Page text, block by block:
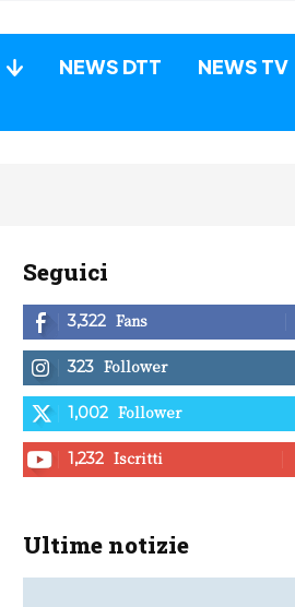
NEWS DTT
NEWS TV
Seguici
3,322 Fans
323 Follower
1,002 Follower
1,232 Iscritti
Ultime notizie